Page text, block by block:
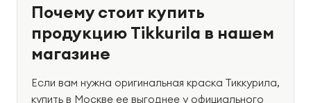
Почему стоит купить
продукцию Tikkurila в нашем
магазине
Если вам нужна оригинальная краска Тиккурила,
купить в Москве ее выгоднее у официального